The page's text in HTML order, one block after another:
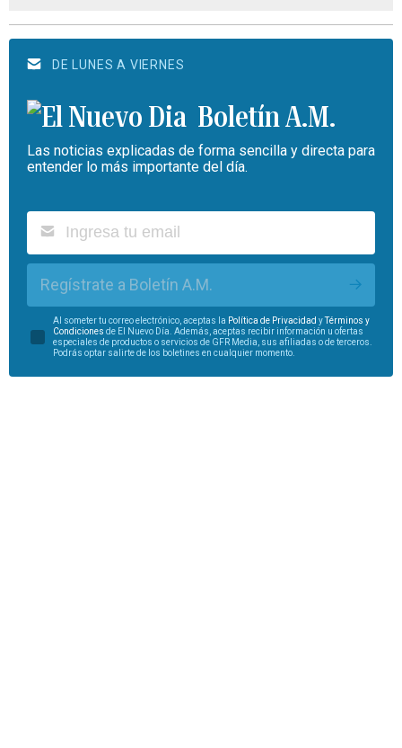
DE LUNES A VIERNES
Boletín A.M.
Las noticias explicadas de forma sencilla y directa para
entender lo más importante del día.
Regístrate a Boletín A.M.
Al someter tu correo electrónico, aceptas la Política de Privacidad yTérminos y
Condiciones de El Nuevo Día. Además, aceptas recibir información u ofertas
especiales de productos o servicios de GFR Media, sus afiliadas o de terceros.
Podrás optar salirte de los boletines en cualquier momento.